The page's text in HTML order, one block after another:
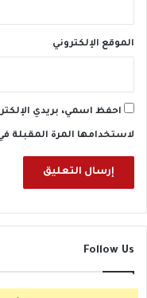
إ
ب
ر
ه
ي
ي
ا
ح
الموقع الإلكتروني
احفظ اسمي، بريدي
لاستخدامها المرة المقبلة
Follow Us